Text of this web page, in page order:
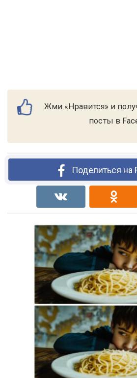
Жми «Нравится» и
посты в
Поделиться на